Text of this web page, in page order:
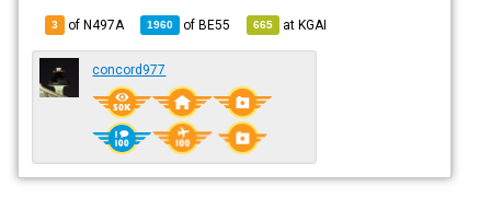
3 of N497A 1960 ofBE55 665 atKGAI
concord977